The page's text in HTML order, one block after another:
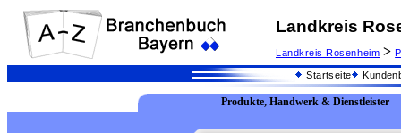
Landkreis
Landkreis Rosenheim >
Startseite
Produkte, Handwerk & Dienstleister